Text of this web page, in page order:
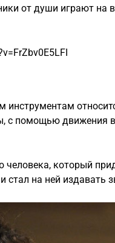
от души играют на
с помощью движения
человека, который
стал на ней издавать